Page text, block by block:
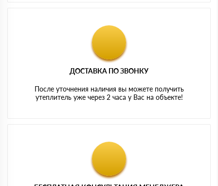
ДОСТАВКА ПО ЗВОНКУ
После уточнения наличия вы можете получить
утеплитель уже через 2 часа у Вас на объекте!